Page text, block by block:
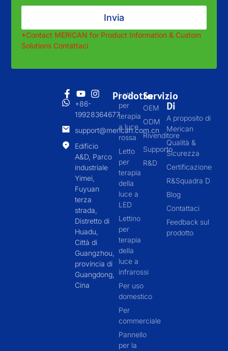
Invia
*Contact MERICAN for Product Information & Custom
Solutions Contattaci
+86-
19928364677
support@merican.com.cn
Edificio
A&D, Parco
industriale
Yimei,
Fuyuan
terza
strada,
Distretto di
Huadu,
Città di
Guangzhou,
provincia di
Guangdong,
Cina
Prodotto
Letto
per
terapia
a luce
rossa
Letto
per
terapia
della
luce a
LED
Lettino
per
terapia
della
luce a
infrarossi
Per uso
domestico
Per
commerciale
Pannello
per la
Servizio
OEM
ODM
Rivenditore
Supporto
R&D
Di
A proposito di
Merican
Qualità &
Sicurezza
Certificazione
R&Squadra D
Blog
Contattaci
Feedback sul
prodotto